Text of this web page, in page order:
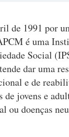
de 1991 por
é uma
Social
dar uma
e de
jovens e
ou doenças